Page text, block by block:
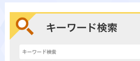
キーワード検索